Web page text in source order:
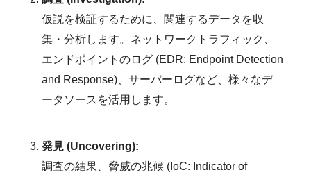
仮説を検証するために、関連するデータを収
集・分析します。ネットワークトラフィック、
エンドポイントのログ (EDR: Endpoint Detection
and Response)、サーバーログなど、様々なデ
ータソースを活用します。
発見 (Uncovering):
調査の結果、脅威の兆候 (IoC: Indicator of